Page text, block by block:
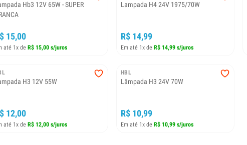
Hb3 12V 65W - SUPER
15,00
até 1x de R$ 15,00 s/juros
Lampada H4 24V 1975/70W
R$ 14,99
Em até 1x de R$ 14,99 s/juros
H3 12V 55W
12,00
até 1x de R$ 12,00 s/juros
HBL
Lâmpada H3 24V 70W
R$ 10,99
Em até 1x de R$ 10,99 s/juros